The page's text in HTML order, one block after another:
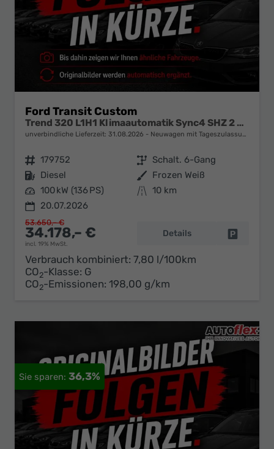
Ford Transit Custom
Trend 320 L1H1 Klimaautomatik Sync4 SHZ 2 x Einparkhilfe Kamera 5JG
unverbindliche Lieferzeit: 31.08.2026 Neuwagen mit Tageszulassung
Fahrzeugnr. 179752 Getriebe Schalt. 6-Gang
Kraftstoff Diesel Außenfarbe Frozen Weiß
Leistung 100 kW (136 PS) Kilometerstand 10 km
20.07.2026
34.178,– €
incl. 19% MwSt.
53.650,– €
Details
Verbrauch kombiniert: 7,80 l/100km
CO2-Klasse: G
CO2-Emissionen: 198,00 g/km
36,3%